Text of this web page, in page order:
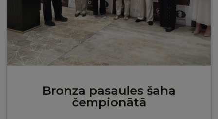
Bronza pasaules šaha
čempionātā